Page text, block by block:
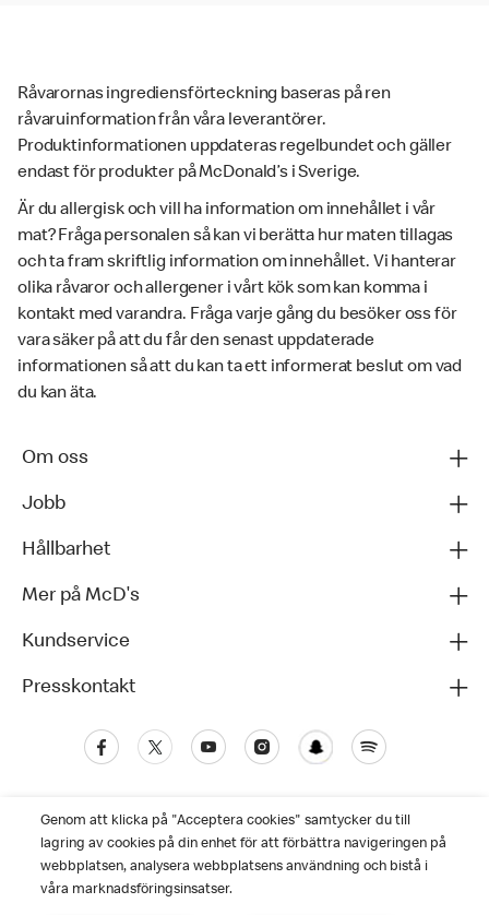
Råvarornas ingrediensförteckning baseras på ren
råvaruinformation från våra leverantörer.
Produktinformationen uppdateras regelbundet och gäller
endast för produkter på McDonald’s i Sverige.
Är du allergisk och vill ha information om innehållet i vår
mat? Fråga personalen så kan vi berätta hur maten tillagas
och ta fram skriftlig information om innehållet. Vi hanterar
olika råvaror och allergener i vårt kök som kan komma i
kontakt med varandra. Fråga varje gång du besöker oss för
vara säker på att du får den senast uppdaterade
informationen så att du kan ta ett informerat beslut om vad
du kan äta.
Om oss
Jobb
Hållbarhet
Mer på McD's
Kundservice
Presskontakt
Genom att klicka på "Acceptera cookies" samtycker du till
lagring av cookies på din enhet för att förbättra navigeringen på
webbplatsen, analysera webbplatsens användning och bistå i
våra marknadsföringsinsatser.